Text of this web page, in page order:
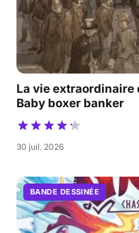
La vie extraordinaire
Baby boxer banker
30 juil. 2026
BANDE DESSINÉE